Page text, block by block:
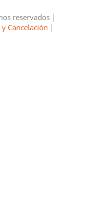
reservados |
y Cancelación |